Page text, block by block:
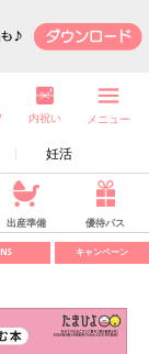
妊活
内祝い メニュー
出産準備 優待パス
キャンペーン